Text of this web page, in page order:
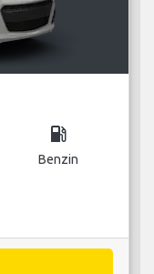
local_gas_station
Benzin